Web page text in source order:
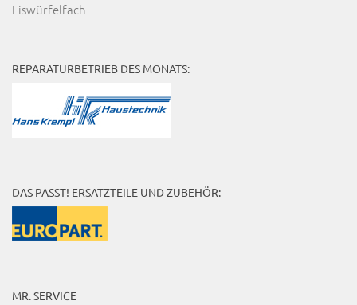
Eiswürfelfach
REPARATURBETRIEB DES MONATS:
DAS PASST! ERSATZTEILE UND ZUBEHÖR:
MR. SERVICE